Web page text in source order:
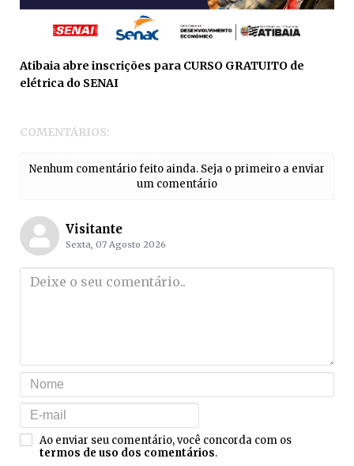
Atibaia abre inscrições para CURSO GRATUITO de
elétrica do SENAI
COMENTÁRIOS:
Nenhum comentário feito ainda. Seja o primeiro a enviar
um comentário
Visitante
Sexta, 07 Agosto 2026
Ao enviar seu comentário, você concorda com os
termos de uso dos comentários.